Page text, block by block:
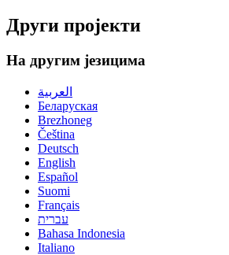
Други пројекти
На другим језицима
العربية
Беларуская
Brezhoneg
Čeština
Deutsch
English
Español
Suomi
Français
עברית
Bahasa Indonesia
Italiano